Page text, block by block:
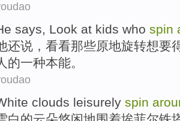
says, Look at kids who spin
还说 ， 看看那些原地旋转想要
的一种本能。
clouds leisurely spin